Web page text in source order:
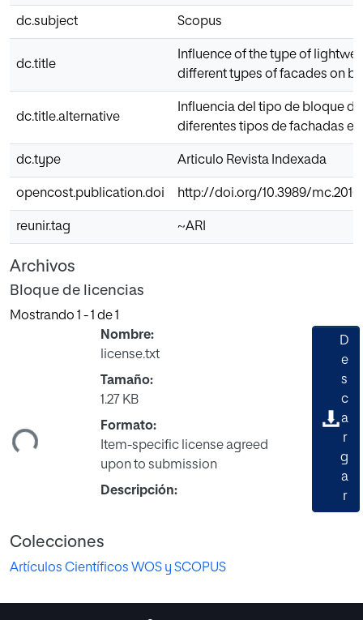
dc.subject Scopus
dc.title
Influence of the type of
different types of facades on
dc.title.alternative
Influencia del tipo de bloque
diferentes tipos de fachadas
dc.type Articulo Revista Indexada
opencost.publication.doi http://doi.org/10.3989/
reunir.tag ~ARI
Archivos
Bloque de licencias
Mostrando 1 - 1 de 1
Nombre:
license.txt
Tamaño:
1.27 KB
Formato:
Item-specific license agreed
upon to submission
Descripción:
D
e
s
c
a
r
g
a
r
Colecciones
Artículos Científicos WOS y SCOPUS